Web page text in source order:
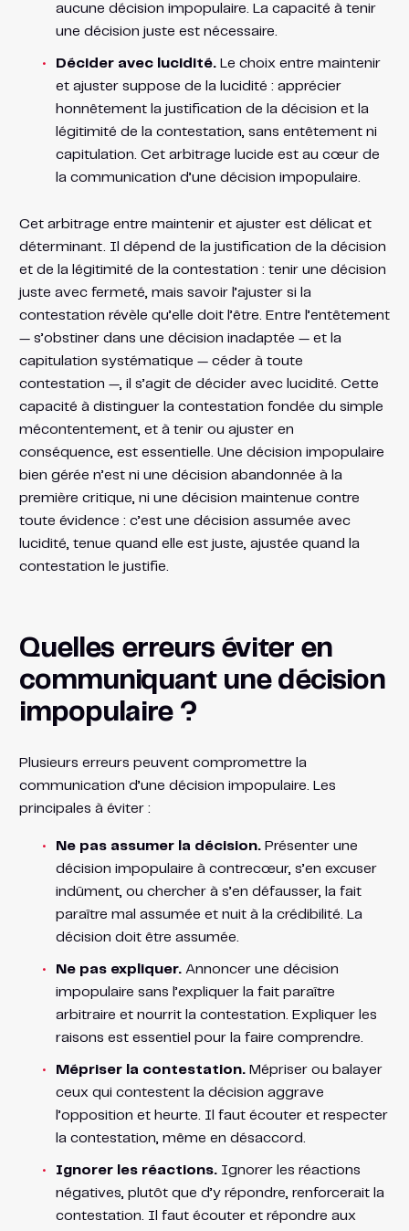
aucune décision impopulaire. La capacité à tenir
une décision juste est nécessaire.
Décider avec lucidité.Le choix entre maintenir
et ajuster suppose de la lucidité : apprécier
honnêtement la justification de la décision et la
légitimité de la contestation, sans entêtement ni
capitulation. Cet arbitrage lucide est au cœur de
la communication d’une décision impopulaire.
Cet arbitrage entre maintenir et ajuster est délicat et
déterminant. Il dépend de la justification de la décision
et de la légitimité de la contestation : tenir une décision
juste avec fermeté, mais savoir l’ajuster si la
contestation révèle qu’elle doit l’être. Entre l’entêtement
— s’obstiner dans une décision inadaptée — et la
capitulation systématique — céder à toute
contestation —, il s’agit de décider avec lucidité. Cette
capacité à distinguer la contestation fondée du simple
mécontentement, et à tenir ou ajuster en
conséquence, est essentielle. Une décision impopulaire
bien gérée n’est ni une décision abandonnée à la
première critique, ni une décision maintenue contre
toute évidence : c’est une décision assumée avec
lucidité, tenue quand elle est juste, ajustée quand la
contestation le justifie.
Quelles erreurs éviter en
communiquant une décision
impopulaire ?
Plusieurs erreurs peuvent compromettre la
communication d’une décision impopulaire. Les
principales à éviter :
Ne pas assumer la décision.Présenter une
décision impopulaire à contrecœur, s’en excuser
indûment, ou chercher à s’en défausser, la fait
paraître mal assumée et nuit à la crédibilité. La
décision doit être assumée.
Ne pas expliquer.Annoncer une décision
impopulaire sans l’expliquer la fait paraître
arbitraire et nourrit la contestation. Expliquer les
raisons est essentiel pour la faire comprendre.
Mépriser la contestation.Mépriser ou balayer
ceux qui contestent la décision aggrave
l’opposition et heurte. Il faut écouter et respecter
la contestation, même en désaccord.
Ignorer les réactions.Ignorer les réactions
négatives, plutôt que d’y répondre, renforcerait la
contestation. Il faut écouter et répondre aux